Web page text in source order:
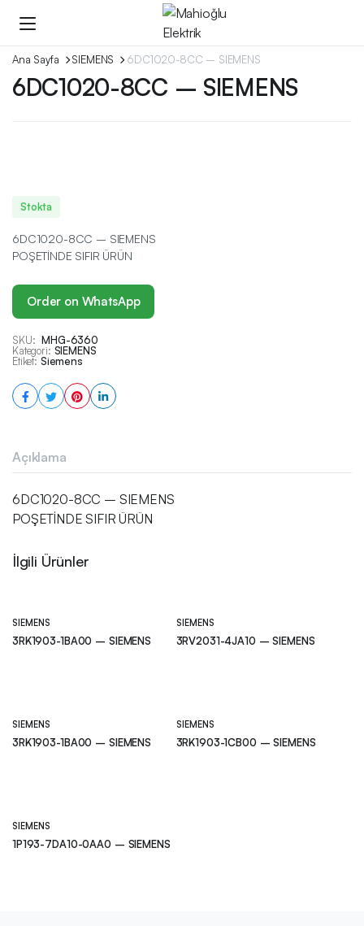
Ana Sayfa SIEMENS 6DC1020-8CC – SIEMENS
6DC1020-8CC – SIEMENS
Stokta
6DC1020-8CC – SIEMENS
POŞETİNDE SIFIR ÜRÜN
Order on WhatsApp
SKU: MHG-6360
Kategori: SIEMENS
Etiket: Siemens
Açıklama
6DC1020-8CC – SIEMENS
POŞETİNDE SIFIR ÜRÜN
İlgili Ürünler
SIEMENS
3RK1903-1BA00 – SIEMENS
SIEMENS
3RV2031-4JA10 – SIEMENS
SIEMENS
3RK1903-1BA00 – SIEMENS
SIEMENS
3RK1903-1CB00 – SIEMENS
SIEMENS
1P193-7DA10-0AA0 – SIEMENS